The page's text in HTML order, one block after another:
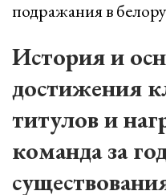
подражания в
История и
достижения
титулов и
команда за